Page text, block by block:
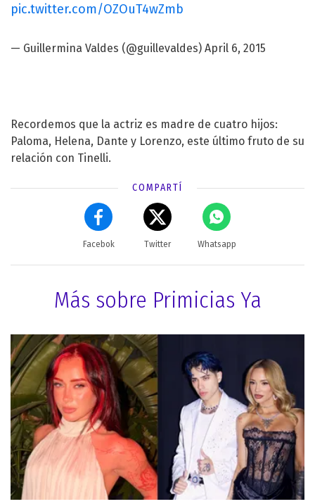
pic.twitter.com/OZOuT4wZmb
— Guillermina Valdes (@guillevaldes) April 6, 2015
Recordemos que la actriz es madre de cuatro hijos:
Paloma, Helena, Dante y Lorenzo, este último fruto de su
relación con Tinelli.
COMPARTÍ
Facebok Twitter Whatsapp
Más sobre Primicias Ya